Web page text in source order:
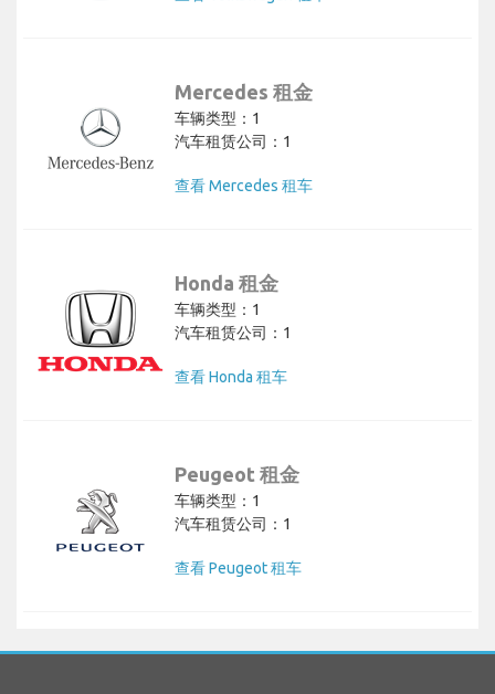
Mercedes 租金
车辆类型：1
汽车租赁公司：1
查看 Mercedes 租车
Honda 租金
车辆类型：1
汽车租赁公司：1
查看 Honda 租车
Peugeot 租金
车辆类型：1
汽车租赁公司：1
查看 Peugeot 租车